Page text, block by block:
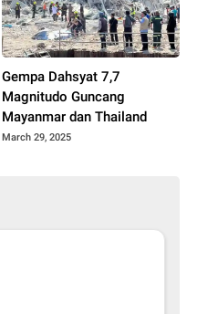
Gempa Dahsyat 7,7
Magnitudo Guncang
Mayanmar dan Thailand
March 29, 2025